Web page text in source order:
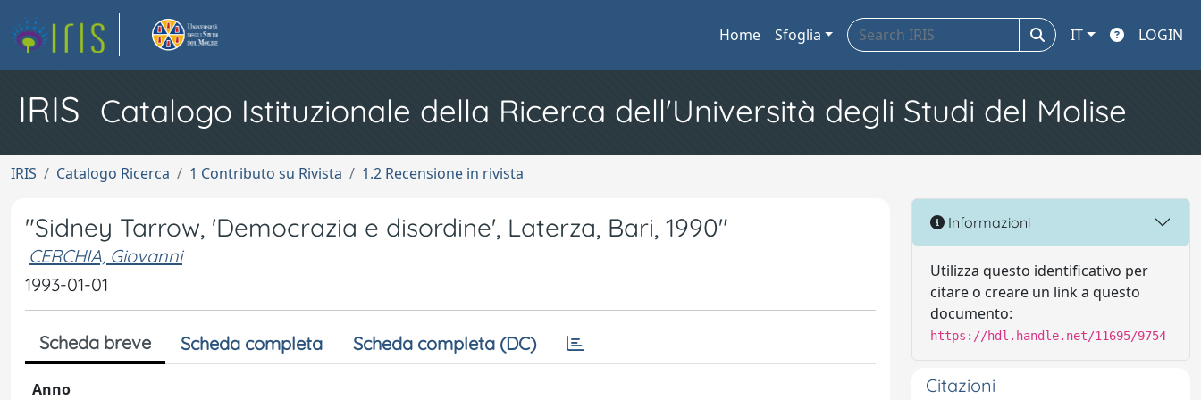
Home Sfoglia IT LOGIN
IRIS Catalogo Istituzionale della Ricerca dell'Università degli Studi del Molise
IRIS Catalogo Ricerca 1 Contributo su Rivista 1.2 Recensione in rivista
"Sidney Tarrow, 'Democrazia e disordine', Laterza, Bari, 1990"
CERCHIA, Giovanni
1993-01-01
Scheda breve Scheda completa Scheda completa (DC)
Anno
Informazioni
Utilizza questo identificativo per
citare o creare un link a questo
documento:
https://hdl.handle.net/11695/9754
Citazioni